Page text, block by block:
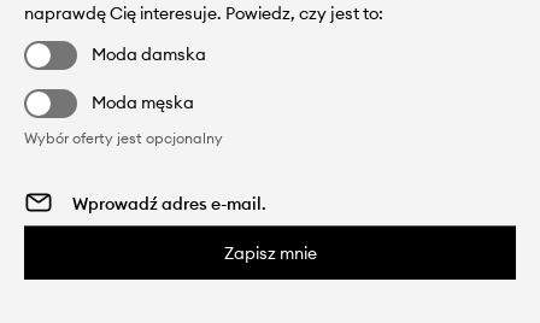
naprawdę Cię interesuje. Powiedz, czy jest to:
Moda damska
Moda męska
Wybór oferty jest opcjonalny
Zapisz mnie